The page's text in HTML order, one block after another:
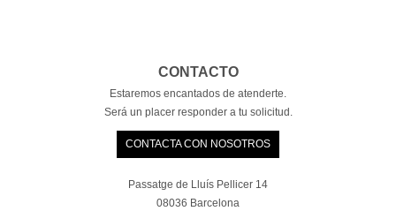
CONTACTO
Estaremos encantados de atenderte.
Será un placer responder a tu solicitud.
CONTACTA CON NOSOTROS
Passatge de Lluís Pellicer 14
08036 Barcelona